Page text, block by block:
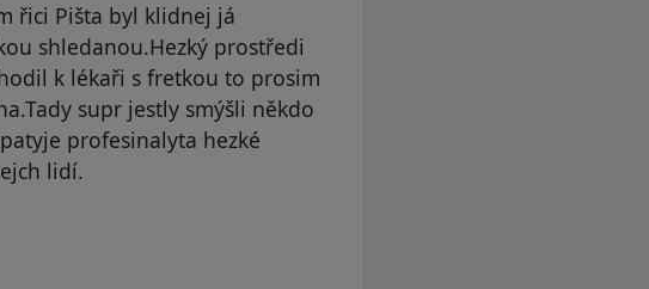
řici Pišta byl klidnej já
shledanou.Hezký prostředi
k lékaři s fretkou to prosim
supr jestly smýšli někdo
profesinalyta hezké
lidí.